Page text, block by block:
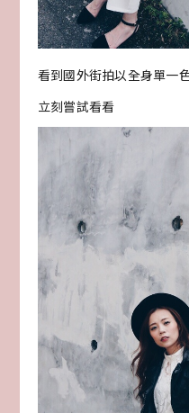
看到國外街拍以全身單一
立刻嘗試看看